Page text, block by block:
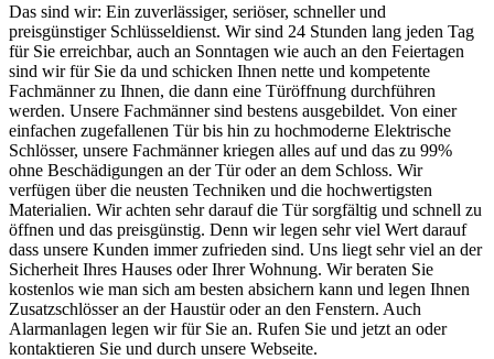
Das sind wir: Ein zuverlässiger, seriöser, schneller und
preisgünstiger Schlüsseldienst. Wir sind 24 Stunden lang jeden Tag
für Sie erreichbar, auch an Sonntagen wie auch an den Feiertagen
sind wir für Sie da und schicken Ihnen nette und kompetente
Fachmänner zu Ihnen, die dann eine Türöffnung durchführen
werden. Unsere Fachmänner sind bestens ausgebildet. Von einer
einfachen zugefallenen Tür bis hin zu hochmoderne Elektrische
Schlösser, unsere Fachmänner kriegen alles auf und das zu 99%
ohne Beschädigungen an der Tür oder an dem Schloss. Wir
verfügen über die neusten Techniken und die hochwertigsten
Materialien. Wir achten sehr darauf die Tür sorgfältig und schnell zu
öffnen und das preisgünstig. Denn wir legen sehr viel Wert darauf
dass unsere Kunden immer zufrieden sind. Uns liegt sehr viel an der
Sicherheit Ihres Hauses oder Ihrer Wohnung. Wir beraten Sie
kostenlos wie man sich am besten absichern kann und legen Ihnen
Zusatzschlösser an der Haustür oder an den Fenstern. Auch
Alarmanlagen legen wir für Sie an. Rufen Sie und jetzt an oder
kontaktieren Sie und durch unsere Webseite.